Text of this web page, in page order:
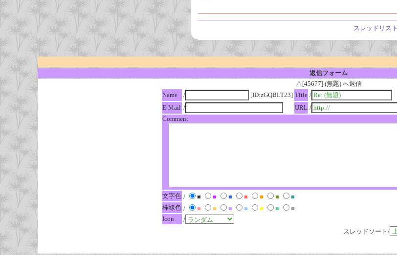
スレッドリスト
返信フォーム
△[45677] (無題) へ返信
Name
/ [ID:zGQBLT23] Title /
E-Mail / URL /
Comment
文字色 / ■ ■ ■ ■ ■ ■
■
枠線色 / ■ ■ ■ ■ ■ ■
■
Icon
/
スレッドソート/